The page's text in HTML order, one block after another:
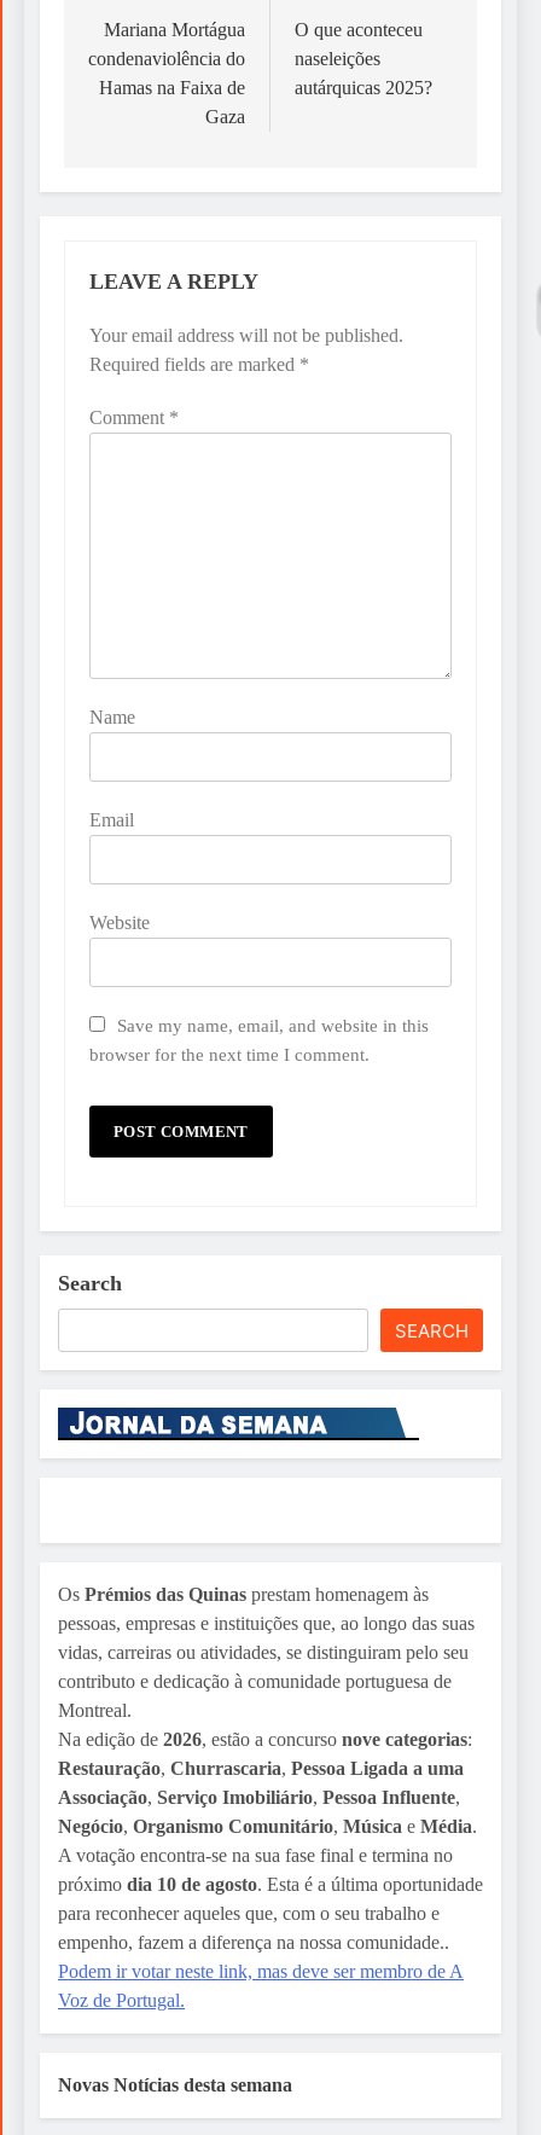
navigation
Mariana Mortágua
condenaviolência do
Hamas na Faixa de
Gaza
O que aconteceu
naseleições
autárquicas 2025?
LEAVE A REPLY
Your email address will not be published.
Required fields are marked *
Comment *
Name
Email
Website
Save my name, email, and website in this
browser for the next time I comment.
Search
SEARCH
Os Prémios das Quinas prestam homenagem às
pessoas, empresas e instituições que, ao longo das suas
vidas, carreiras ou atividades, se distinguiram pelo seu
contributo e dedicação à comunidade portuguesa de
Montreal.
Na edição de 2026, estão a concurso nove categorias:
Restauração, Churrascaria, Pessoa Ligada a uma
Associação, Serviço Imobiliário, Pessoa Influente,
Negócio, Organismo Comunitário, Música e Média.
A votação encontra-se na sua fase final e termina no
próximo dia 10 de agosto. Esta é a última oportunidade
para reconhecer aqueles que, com o seu trabalho e
empenho, fazem a diferença na nossa comunidade..
Podem ir votar neste link, mas deve ser membro de A
Voz de Portugal.
Novas Notícias desta semana